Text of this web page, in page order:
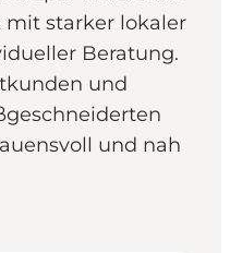
mit starker lokaler
Beratung.
und
und nah